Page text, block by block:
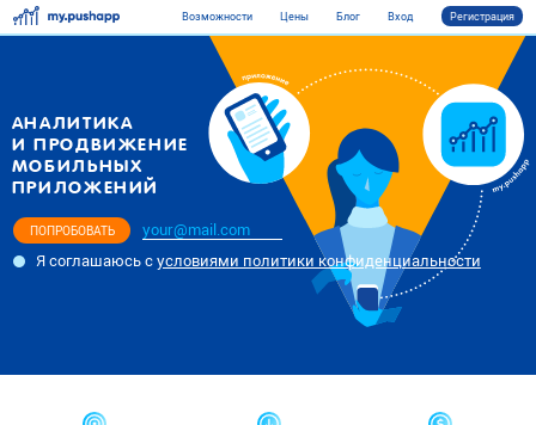
Возможности Цены Блог Вход Регистрация
АНАЛИТИКА
И ПРОДВИЖЕНИЕ
МОБИЛЬНЫХ
ПРИЛОЖЕНИЙ
ПОПРОБОВАТЬ
Я соглашаюсь с условиями политики конфиденциальности